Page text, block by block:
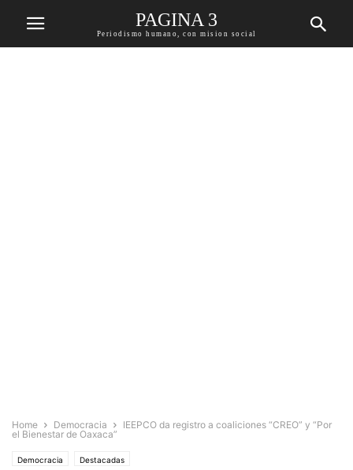
PAGINA 3
Periodismo humano, con mision social
Home Democracia
IEEPCO da registro a coaliciones “CREO” y “Por
el Bienestar de Oaxaca”
Democracia Destacadas